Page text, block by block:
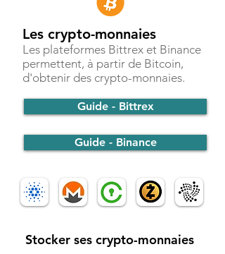
Les crypto-monnaies
Les plateformes Bittrex et Binance
permettent, à partir de Bitcoin,
d'obtenir des crypto-monnaies.
Guide - Bittrex
Guide - Binance
Stocker ses crypto-monnaies